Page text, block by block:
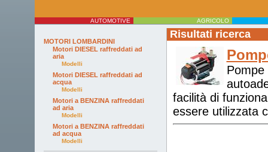
AUTOMOTIVE AGRICOLO
MOTORI LOMBARDINI
Motori DIESEL raffreddati ad
aria
Modelli
Motori DIESEL raffreddati ad
acqua
Modelli
Motori a BENZINA raffreddati
ad aria
Modelli
Motori a BENZINA raffreddati
ad acqua
Modelli
Risultati ricerca
facilità di
essere utilizzata